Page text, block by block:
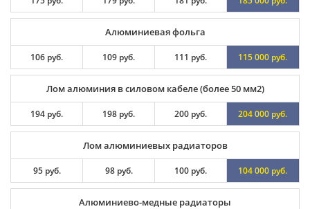
Алюминиевая фольга
106 руб. 109 руб. 111 руб. 115 000 руб.
Лом алюминия в силовом кабеле (более 50 мм2)
194 руб. 198 руб. 200 руб. 204 000 руб.
Лом алюминиевых радиаторов
95 руб. 98 руб. 100 руб. 104 000 руб.
Алюминиево-медные радиаторы